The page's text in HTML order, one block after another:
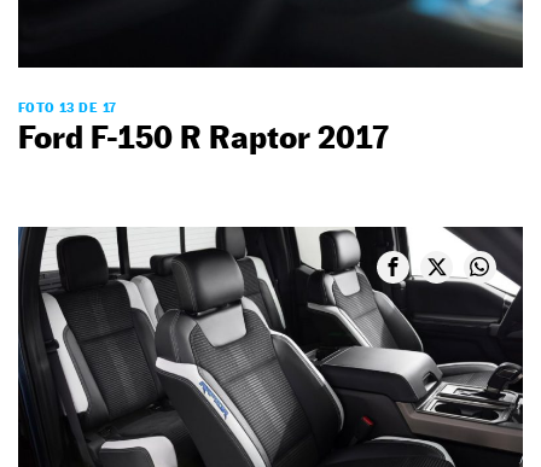
FOTO 13 DE 17
Ford F-150 R Raptor 2017